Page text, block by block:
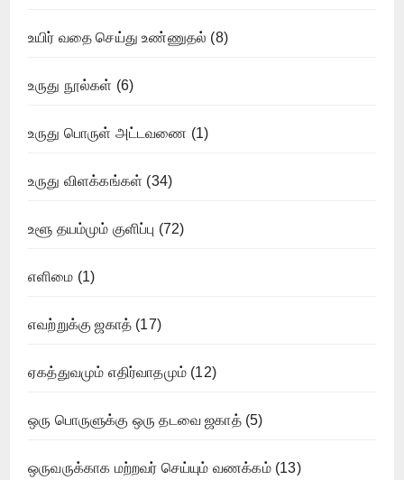
உயிர் வதை செய்து உண்ணுதல் (8)
உருது நூல்கள் (6)
உருது பொருள் அட்டவணை (1)
உருது விளக்கங்கள் (34)
உளூ தயம்மும் குளிப்பு (72)
எளிமை (1)
எவற்றுக்கு ஜகாத் (17)
ஏகத்துவமும் எதிர்வாதமும் (12)
ஒரு பொருளுக்கு ஒரு தடவை ஜகாத்(5)
ஒருவருக்காக மற்றவர் செய்யும் வணக்கம்(13)